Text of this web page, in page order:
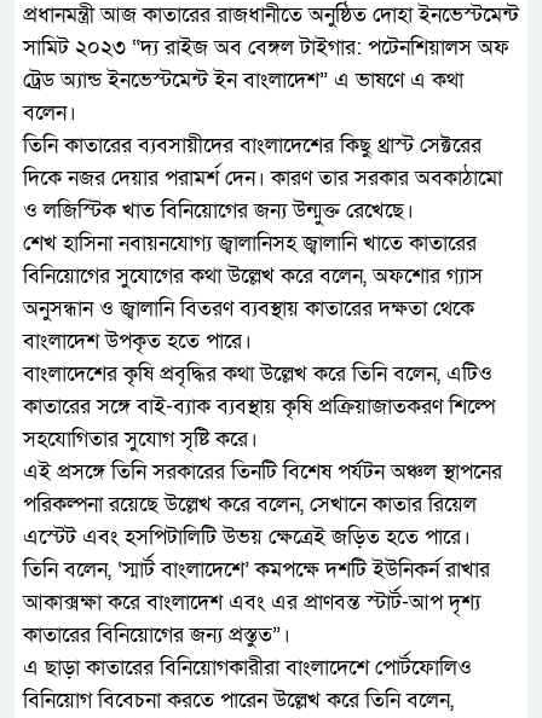
প্রধানমন্ত্রী আজ কাতারের রাজধানীতে অনুষ্ঠিত দোহা ইনভেস্টমেন্ট
সামিট ২০২৩ “দ্য রাইজ অব বেঙ্গল টাইগার: পটেনশিয়ালস অফ
ট্রেড অ্যান্ড ইনভেস্টমেন্ট ইন বাংলাদেশ” এ ভাষণে এ কথা
বলেন।
তিনি কাতারের ব্যবসায়ীদের বাংলাদেশের কিছু থ্রাস্ট সেক্টরের
দিকে নজর দেয়ার পরামর্শ দেন। কারণ তার সরকার অবকাঠামো
ও লজিস্টিক খাত বিনিয়োগের জন্য উন্মুক্ত রেখেছে।
শেখ হাসিনা নবায়নযোগ্য জ্বালানিসহ জ্বালানি খাতে কাতারের
বিনিয়োগের সুযোগের কথা উল্লেখ করে বলেন, অফশোর গ্যাস
অনুসন্ধান ও জ্বালানি বিতরণ ব্যবস্থায় কাতারের দক্ষতা থেকে
বাংলাদেশ উপকৃত হতে পারে।
বাংলাদেশের কৃষি প্রবৃদ্ধির কথা উল্লেখ করে তিনি বলেন, এটিও
কাতারের সঙ্গে বাই-ব্যাক ব্যবস্থায় কৃষি প্রক্রিয়াজাতকরণ শিল্পে
সহযোগিতার সুযোগ সৃষ্টি করে।
এই প্রসঙ্গে তিনি সরকারের তিনটি বিশেষ পর্যটন অঞ্চল স্থাপনের
পরিকল্পনা রয়েছে উল্লেখ করে বলেন, সেখানে কাতার রিয়েল
এস্টেট এবং হসপিটালিটি উভয় ক্ষেত্রেই জড়িত হতে পারে।
তিনি বলেন, ‘স্মার্ট বাংলাদেশে’ কমপক্ষে দশটি ইউনিকর্ন রাখার
আকাক্সক্ষা করে বাংলাদেশ এবং এর প্রাণবন্ত স্টার্ট-আপ দৃশ্য
কাতারের বিনিয়োগের জন্য প্রস্তুত”।
এ ছাড়া কাতারের বিনিয়োগকারীরা বাংলাদেশে পোর্টফোলিও
বিনিয়োগ বিবেচনা করতে পারেন উল্লেখ করে তিনি বলেন,